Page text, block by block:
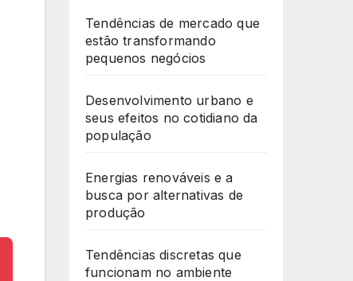
Tendências de mercado que
estão transformando
pequenos negócios
Desenvolvimento urbano e
seus efeitos no cotidiano da
população
Energias renováveis e a
busca por alternativas de
produção
Tendências discretas que
funcionam no ambiente